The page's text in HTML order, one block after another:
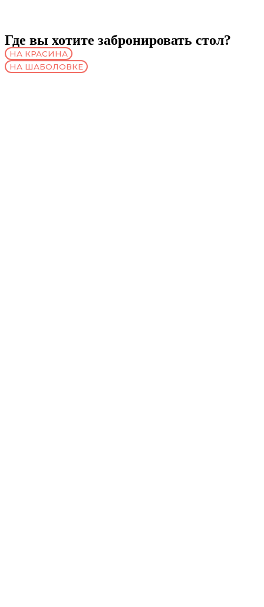
Где вы хотите забронировать стол?
НА КРАСИНА
НА ШАБОЛОВКЕ